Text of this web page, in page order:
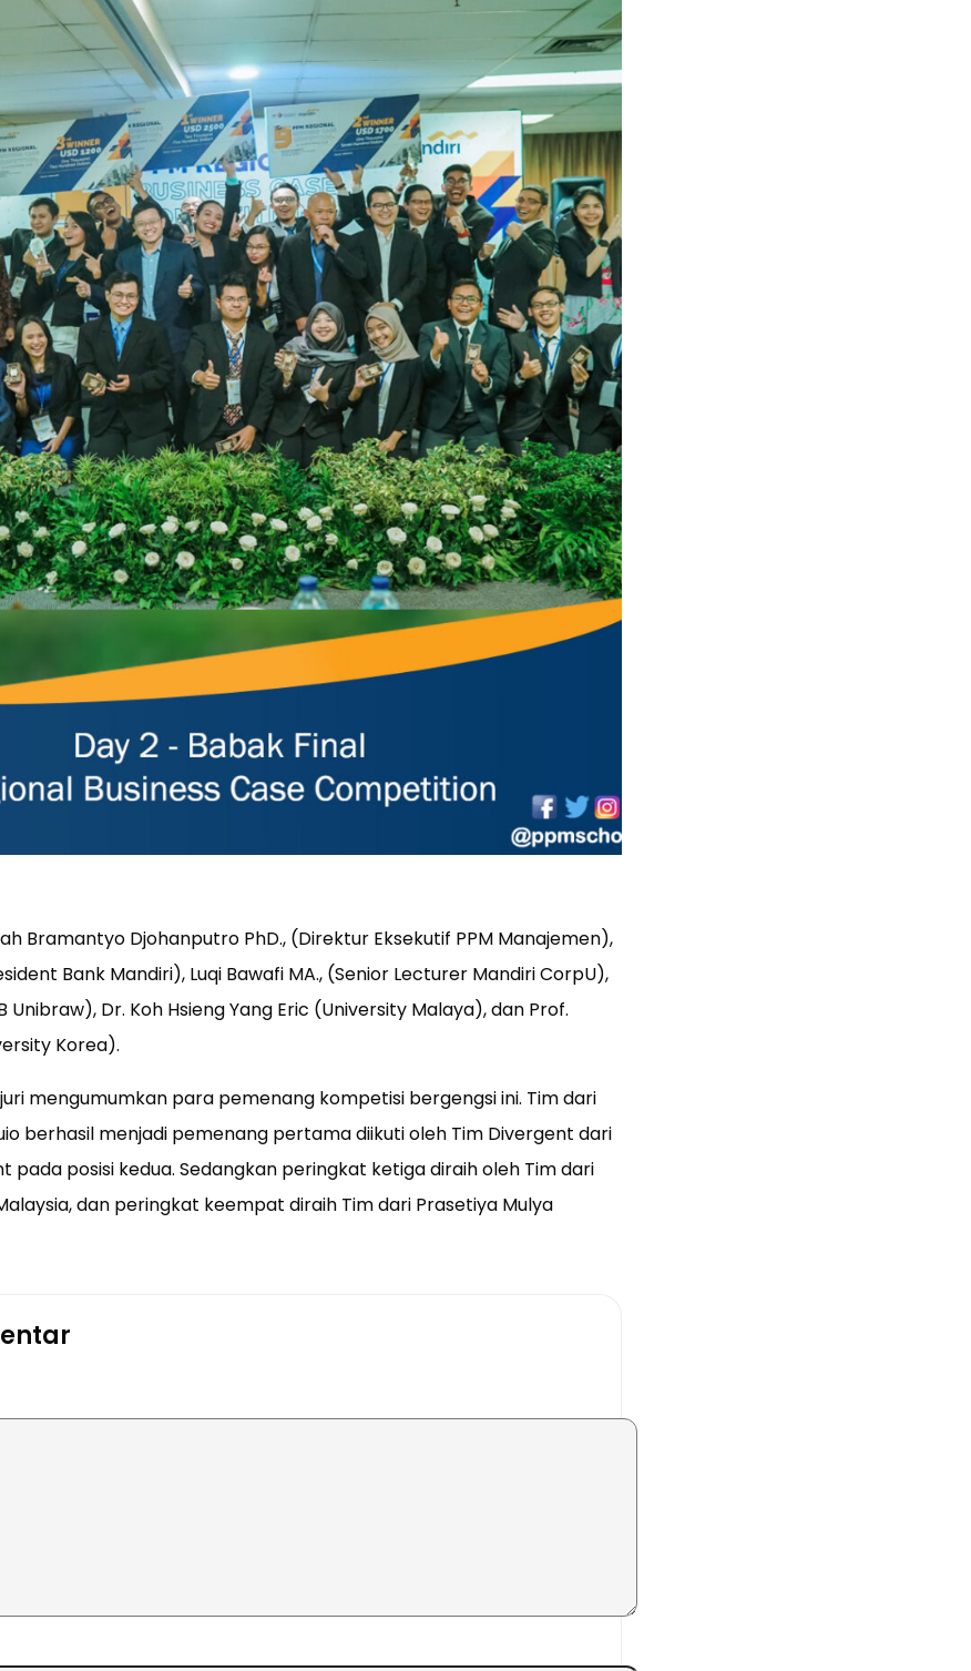
Bramantyo Djohanputro PhD., (Direktur Eksekutif PPM Manajemen),
Bank Mandiri), Luqi Bawafi MA., (Senior Lecturer Mandiri CorpU),
Unibraw), Dr. Koh Hsieng Yang Eric (University Malaya), dan Prof.
Korea).
mengumumkan para pemenang kompetisi bergengsi ini. Tim dari
berhasil menjadi pemenang pertama diikuti oleh Tim Divergent dari
pada posisi kedua. Sedangkan peringkat ketiga diraih oleh Tim dari
dan peringkat keempat diraih Tim dari Prasetiya Mulya